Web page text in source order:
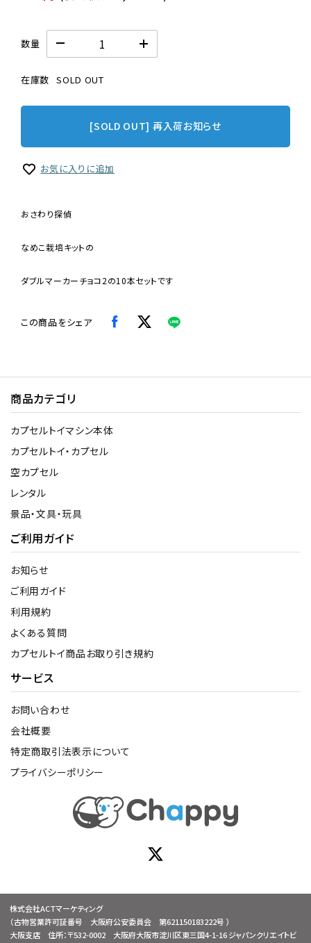
数量
在庫数 SOLD OUT
[SOLD OUT] 再入荷お知らせ
お気に入りに追加
おさわり探偵
なめこ栽培キットの
ダブルマーカーチョコ2の10本セットです
この商品をシェア
商品カテゴリ
カプセルトイマシン本体
カプセルトイ・カプセル
空カプセル
レンタル
景品・文具・玩具
ご利用ガイド
お知らせ
ご利用ガイド
利用規約
よくある質問
カプセルトイ商品お取り引き規約
サービス
お問い合わせ
会社概要
特定商取引法表示について
プライバシーポリシー
株式会社ACTマーケティング
（古物営業許可証番号 大阪府公安委員会 第621150183222号 ）
大阪支店 住所：〒532-0002 大阪府大阪市淀川区東三国4-1-16 ジャパンクリエイトビ